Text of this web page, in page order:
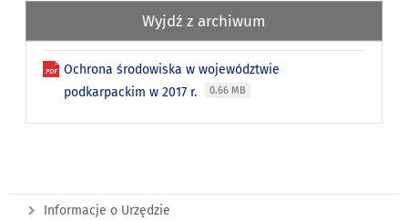
Wyjdź z archiwum
Ochrona środowiska w województwie
podkarpackim w 2017 r.
0.66 MB
Informacje o Urzędzie